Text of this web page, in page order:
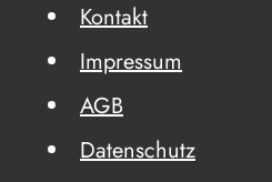
Kontakt
Impressum
AGB
Datenschutz